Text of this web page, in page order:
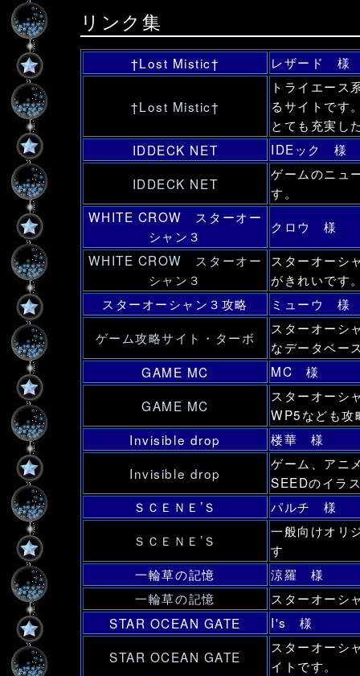
リンク集
†Lost Mistic† レザード 様
†Lost Mistic†
トライエース
るサイトです
とても充実し
IDDECK NET
IDEック 様
IDDECK NET
ゲームのニュ
す。
WHITE CROW スターオー
シャン３
クロウ 様
WHITE CROW スターオー
シャン３
スターオーシ
がきれいです
スターオーシャン３攻略
ミューウ 様
ゲーム攻略サイト・ターボ
スターオーシ
なデータベー
GAME MC
MC 様
GAME MC
スターオーシ
WP5なども攻
Invisible drop
楼華 様
Invisible drop
ゲーム、アニ
SEEDのイラ
ＳＣＥＮＥ’Ｓ
パルチ 様
ＳＣＥＮＥ’Ｓ
一般向けオリ
す
一輪草の記憶
涼羅 様
一輪草の記憶
スターオーシ
STAR OCEAN GATE
I's 様
STAR OCEAN GATE
スターオーシ
イトです。